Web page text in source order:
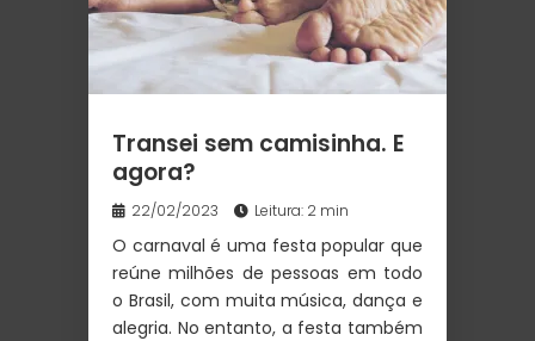
Transei sem camisinha. E
agora?
22/02/2023 Leitura: 2 min
O carnaval é uma festa popular que
reúne milhões de pessoas em todo
o Brasil, com muita música, dança e
alegria. No entanto, a festa também